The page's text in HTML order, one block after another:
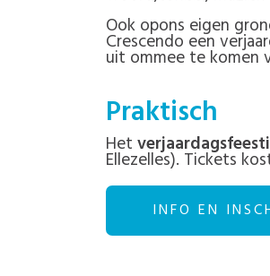
Ook opons eigen
Crescendo een
uit ommee te komen
Praktisch
Het
Ellezelles). Tickets
INFO EN